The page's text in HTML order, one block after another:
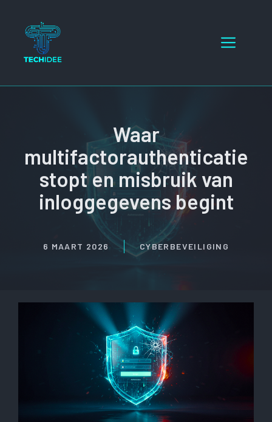
inhoud
Menu
Waar
multifactorauthenticatie
stopt en misbruik van
inloggegevens begint
6 MAART 2026 CYBERBEVEILIGING